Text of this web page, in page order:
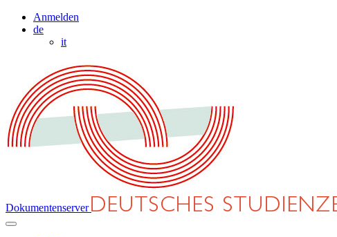
Anmelden
de
it
Dokumentenserver